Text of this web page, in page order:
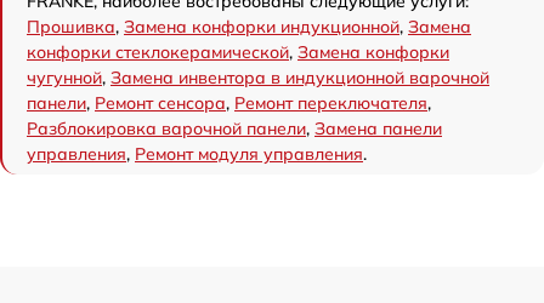
Прошивка, Замена конфорки индукционной, Замена
конфорки стеклокерамической, Замена конфорки
чугунной, Замена инвентора в индукционной варочной
панели, Ремонт сенсора, Ремонт переключателя,
Разблокировка варочной панели, Замена панели
управления, Ремонт модуля управления.